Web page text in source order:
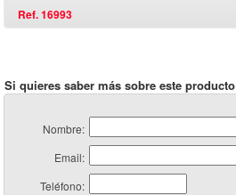
Ref. 16993
Si quieres saber más sobre este producto
Nombre:
Email:
Teléfono: